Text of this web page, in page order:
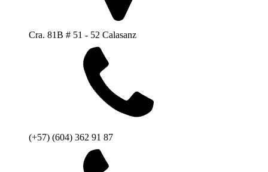
Cra. 81B # 51 - 52 Calasanz
(+57) (604) 362 91 87